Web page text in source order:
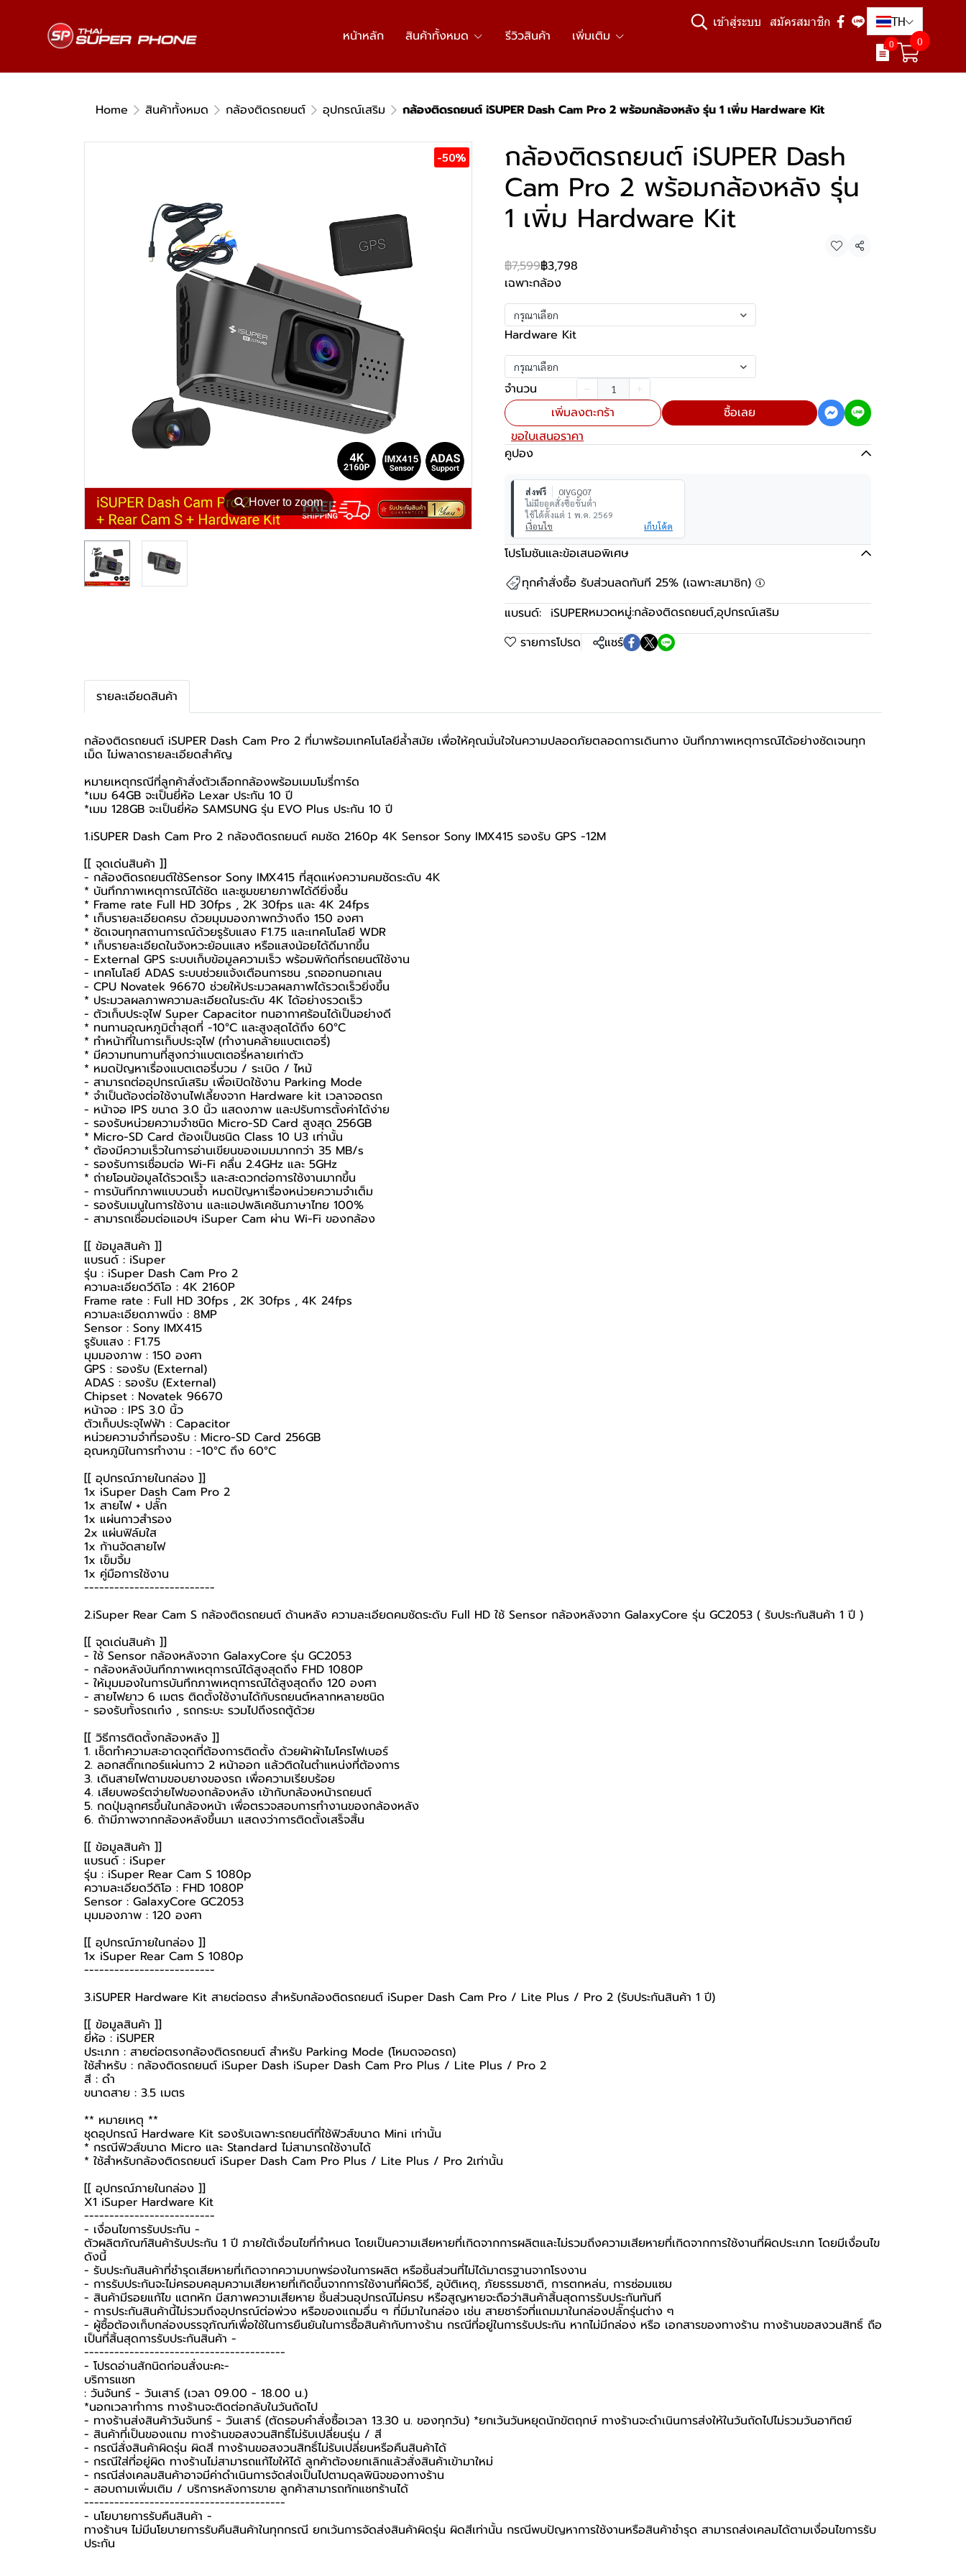
หน้าหลัก สินค้าทั้งหมด รีวิวสินค้า เพิ่มเติม
เข้าสู่ระบบ สมัครสมาชิก TH
0 0
Home สินค้าทั้งหมด กล้องติดรถยนต์ อุปกรณ์เสริม กล้องติดรถยนต์ iSUPER Dash Cam Pro 2 พร้อมกล้องหลัง รุ่น 1 เพิ่ม Hardware Kit
⚲Hover to zoom
-50% กล้องติดรถยนต์ iSUPER Dash
Cam Pro 2 พร้อมกล้องหลัง รุ่น
1 เพิ่ม Hardware Kit
แชร์
฿7,599฿3,798
เฉพาะกล้อง
กรุณาเลือก
Hardware Kit
กรุณาเลือก
จำนวน
เพิ่มลงตะกร้า
ซื้อเลย
ขอใบเสนอราคา
คูปอง
ส่งฟรี
0IVGQ07
ไม่มียอดสั่งซื้อขั้นต่ำ
ใช้ได้ตั้งแต่ 1 พ.ค. 2569
เงื่อนไข
เก็บโค้ด
โปรโมชันและข้อเสนอพิเศษ
ทุกคำสั่งซื้อ รับส่วนลดทันที 25% (เฉพาะสมาชิก)
แบรนด์: iSUPERหมวดหมู่:กล้องติดรถยนต์,อุปกรณ์เสริม
รายการโปรด
แชร์
รายละเอียดสินค้า
กล้องติดรถยนต์ iSUPER Dash Cam Pro 2 ที่มาพร้อมเทคโนโลยีล้ำสมัย เพื่อให้คุณมั่นใจในความปลอดภัยตลอดการเดินทาง บันทึกภาพเหตุการณ์ได้อย่างชัดเจนทุก
เม็ด ไม่พลาดรายละเอียดสำคัญ
หมายเหตุกรณีที่ลูกค้าสั่งตัวเลือกกล้องพร้อมเมมโมรี่การ์ด
*เมม 64GB จะเป็นยี่ห้อ Lexar ประกัน 10 ปี
*เมม 128GB จะเป็นยี่ห้อ SAMSUNG รุ่น EVO Plus ประกัน 10 ปี
1.iSUPER Dash Cam Pro 2 กล้องติดรถยนต์ คมชัด 2160p 4K Sensor Sony IMX415 รองรับ GPS -12M
[[ จุดเด่นสินค้า ]]
- กล้องติดรถยนต์ใช้Sensor Sony IMX415 ที่สุดแห่งความคมชัดระดับ 4K
* บันทึกภาพเหตุการณ์ได้ชัด และซูมขยายภาพได้ดียิ่งชึ้น
* Frame rate Full HD 30fps , 2K 30fps และ 4K 24fps
* เก็บรายละเอียดครบ ด้วยมุมมองภาพกว้างถึง 150 องศา
* ชัดเจนทุกสถานการณ์ด้วยรูรับแสง F1.75 และเทคโนโลยี WDR
* เก็บรายละเอียดในจังหวะย้อนแสง หรือแสงน้อยได้ดีมากขึ้น
- External GPS ระบบเก็บข้อมูลความเร็ว พร้อมพิกัดที่รถยนต์ใช้งาน
- เทคโนโลยี ADAS ระบบช่วยแจ้งเตือนการชน ,รถออกนอกเลน
- CPU Novatek 96670 ช่วยให้ประมวลผลภาพได้รวดเร็วยิ่งขึ้น
* ประมวลผลภาพความละเอียดในระดับ 4K ได้อย่างรวดเร็ว
- ตัวเก็บประจุไฟ Super Capacitor ทนอากาศร้อนได้เป็นอย่างดี
* ทนทานอุณหภูมิต่ำสุดที่ -10°C และสูงสุดได้ถึง 60°C
* ทำหน้าที่ในการเก็บประจุไฟ (ทำงานคล้ายแบตเตอรี่)
* มีความทนทานที่สูงกว่าแบตเตอรี่หลายเท่าตัว
* หมดปัญหาเรื่องแบตเตอรี่บวม / ระเบิด / ไหม้
- สามารถต่ออุปกรณ์เสริม เพื่อเปิดใช้งาน Parking Mode
* จำเป็นต้องต่อใช้งานไฟเลี้ยงจาก Hardware kit เวลาจอดรถ
- หน้าจอ IPS ขนาด 3.0 นิ้ว แสดงภาพ และปรับการตั้งค่าได้ง่าย
- รองรับหน่วยความจำชนิด Micro-SD Card สูงสุด 256GB
* Micro-SD Card ต้องเป็นชนิด Class 10 U3 เท่านั้น
* ต้องมีความเร็วในการอ่านเขียนของเมมมากกว่า 35 MB/s
- รองรับการเชื่อมต่อ Wi-Fi คลื่น 2.4GHz และ 5GHz
* ถ่ายโอนข้อมูลได้รวดเร็ว และสะดวกต่อการใช้งานมากขึ้น
- การบันทึกภาพแบบวนซ้ำ หมดปัญหาเรื่องหน่วยความจำเต็ม
- รองรับเมนูในการใช้งาน และแอปพลิเคชันภาษาไทย 100%
- สามารถเชื่อมต่อแอปฯ iSuper Cam ผ่าน Wi-Fi ของกล้อง
[[ ข้อมูลสินค้า ]]
แบรนด์ : iSuper
รุ่น : iSuper Dash Cam Pro 2
ความละเอียดวีดิโอ : 4K 2160P
Frame rate : Full HD 30fps , 2K 30fps , 4K 24fps
ความละเอียดภาพนิ่ง : 8MP
Sensor : Sony IMX415
รูรับแสง : F1.75
มุมมองภาพ : 150 องศา
GPS : รองรับ (External)
ADAS : รองรับ (External)
Chipset : Novatek 96670
หน้าจอ : IPS 3.0 นิ้ว
ตัวเก็บประจุไฟฟ้า : Capacitor
หน่วยความจำที่รองรับ : Micro-SD Card 256GB
อุณหภูมิในการทำงาน : -10°C ถึง 60°C
[[ อุปกรณ์ภายในกล่อง ]]
1x iSuper Dash Cam Pro 2
1x สายไฟ + ปลั๊ก
1x แผ่นกาวสำรอง
2x แผ่นฟิล์มใส
1x ก้านจัดสายไฟ
1x เข็มจิ้ม
1x คู่มือการใช้งาน
--------------------------
2.iSuper Rear Cam S กล้องติดรถยนต์ ด้านหลัง ความละเอียดคมชัดระดับ Full HD ใช้ Sensor กล้องหลังจาก GalaxyCore รุ่น GC2053 ( รับประกันสินค้า 1 ปี )
[[ จุดเด่นสินค้า ]]
- ใช้ Sensor กล้องหลังจาก GalaxyCore รุ่น GC2053
- กล้องหลังบันทึกภาพเหตุการณ์ได้สูงสุดถึง FHD 1080P
- ให้มุมมองในการบันทึกภาพเหตุการณ์ได้สูงสุดถึง 120 องศา
- สายไฟยาว 6 เมตร ติดตั้งใช้งานได้กับรถยนต์หลากหลายชนิด
- รองรับทั้งรถเก๋ง , รถกระบะ รวมไปถึงรถตู้ด้วย
[[ วิธีการติดตั้งกล้องหลัง ]]
1. เช็ดทำความสะอาดจุดที่ต้องการติดตั้ง ด้วยผ้าผ้าไมโครไฟเบอร์
2. ลอกสติ๊กเกอร์แผ่นกาว 2 หน้าออก แล้วติดในตำแหน่งที่ต้องการ
3. เดินสายไฟตามขอบยางของรถ เพื่อความเรียบร้อย
4. เสียบพอร์ตจ่ายไฟของกล้องหลัง เข้ากับกล้องหน้ารถยนต์
5. กดปุ่มลูกศรขึ้นในกล้องหน้า เพื่อตรวจสอบการทำงานของกล้องหลัง
6. ถ้ามีภาพจากกล้องหลังขึ้นมา แสดงว่าการติดตั้งเสร็จสิ้น
[[ ข้อมูลสินค้า ]]
แบรนด์ : iSuper
รุ่น : iSuper Rear Cam S 1080p
ความละเอียดวีดิโอ : FHD 1080P
Sensor : GalaxyCore GC2053
มุมมองภาพ : 120 องศา
[[ อุปกรณ์ภายในกล่อง ]]
1x iSuper Rear Cam S 1080p
--------------------------
3.iSUPER Hardware Kit สายต่อตรง สำหรับกล้องติดรถยนต์ iSuper Dash Cam Pro / Lite Plus / Pro 2 (รับประกันสินค้า 1 ปี)
[[ ข้อมูลสินค้า ]]
ยี่ห้อ : iSUPER
ประเภท : สายต่อตรงกล้องติดรถยนต์ สำหรับ Parking Mode (โหมดจอดรถ)
ใช้สำหรับ : กล้องติดรถยนต์ iSuper Dash iSuper Dash Cam Pro Plus / Lite Plus / Pro 2
สี : ดำ
ขนาดสาย : 3.5 เมตร
** หมายเหตุ **
ชุดอุปกรณ์ Hardware Kit รองรับเฉพาะรถยนต์ที่ใช้ฟิวส์ขนาด Mini เท่านั้น
* กรณีฟิวส์ขนาด Micro และ Standard ไม่สามารถใช้งานได้
* ใช้สำหรับกล้องติดรถยนต์ iSuper Dash Cam Pro Plus / Lite Plus / Pro 2เท่านั้น
[[ อุปกรณ์ภายในกล่อง ]]
X1 iSuper Hardware Kit
--------------------------
-️ เงื่อนไขการรับประกัน -️
ตัวผลิตภัณฑ์สินค้ารับประกัน 1 ปี ภายใต้เงื่อนไขที่กำหนด โดยเป็นความเสียหายที่เกิดจากการผลิตและไม่รวมถึงความเสียหายที่เกิดจากการใช้งานที่ผิดประเภท โดยมีเงื่อนไข
ดังนี้
- รับประกันสินค้าที่ชำรุดเสียหายที่เกิดจากความบกพร่องในการผลิต หรือชิ้นส่วนที่ไม่ได้มาตรฐานจากโรงงาน
- การรับประกันจะไม่ครอบคลุมความเสียหายที่เกิดขึ้นจากการใช้งานที่ผิดวิธี, อุบัติเหตุ, ภัยธรรมชาติ, การตกหล่น, การซ่อมแซม
- สินค้ามีรอยแก้ไข แตกหัก มีสภาพความเสียหาย ชิ้นส่วนอุปกรณ์ไม่ครบ หรือสูญหายจะถือว่าสินค้าสิ้นสุดการรับประกันทันที
- การประกันสินค้านี้ไม่รวมถึงอุปกรณ์ต่อพ่วง หรือของแถมอื่น ๆ ที่มีมาในกล่อง เช่น สายชาร์จที่แถมมาในกล่องปลั๊กรุ่นต่าง ๆ
-️ ผู้ซื้อต้องเก็บกล่องบรรจุภัณฑ์เพื่อใช้ในการยืนยันในการซื้อสินค้ากับทางร้าน กรณีที่อยู่ในการรับประกัน หากไม่มีกล่อง หรือ เอกสารของทางร้าน ทางร้านขอสงวนสิทธิ์ ถือ
เป็นที่สิ้นสุดการรับประกันสินค้า -️
----------------------------------------
-️ โปรดอ่านสักนิดก่อนสั่งนะคะ-️
บริการแชท
: วันจันทร์ - วันเสาร์ (เวลา 09.00 - 18.00 น.)
*นอกเวลาทำการ ทางร้านจะติดต่อกลับในวันถัดไป
- ทางร้านส่งสินค้าวันจันทร์ - วันเสาร์ (ตัดรอบคำสั่งซื้อเวลา 13.30 น. ของทุกวัน) *ยกเว้นวันหยุดนักขัตฤกษ์ ทางร้านจะดำเนินการส่งให้ในวันถัดไปไม่รวมวันอาทิตย์
- สินค้าที่เป็นของแถม ทางร้านขอสงวนสิทธิ์ไม่รับเปลี่ยนรุ่น / สี
- กรณีสั่งสินค้าผิดรุ่น ผิดสี ทางร้านขอสงวนสิทธิ์ไม่รับเปลี่ยนหรือคืนสินค้าได้
- กรณีใส่ที่อยู่ผิด ทางร้านไม่สามารถแก้ไขให้ได้ ลูกค้าต้องยกเลิกแล้วสั่งสินค้าเข้ามาใหม่
- กรณีส่งเคลมสินค้าอาจมีค่าดำเนินการจัดส่งเป็นไปตามดุลพินิจของทางร้าน
- สอบถามเพิ่มเติม / บริการหลังการขาย ลูกค้าสามารถทักแชทร้านได้
----------------------------------------
-️ นโยบายการรับคืนสินค้า -️
ทางร้านฯ ไม่มีนโยบายการรับคืนสินค้าในทุกกรณี ยกเว้นการจัดส่งสินค้าผิดรุ่น ผิดสีเท่านั้น กรณีพบปัญหาการใช้งานหรือสินค้าชำรุด สามารถส่งเคลมได้ตามเงื่อนไขการรับ
ประกัน